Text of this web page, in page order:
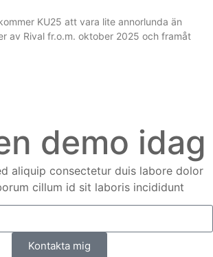
KU25 att vara lite annorlunda än
av Rival fr.o.m. oktober 2025 och framåt
demo idag
aliquip consectetur duis labore dolor
cillum id sit laboris incididunt
Kontakta mig